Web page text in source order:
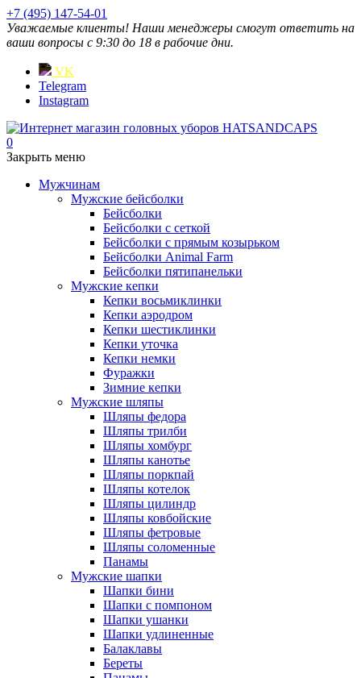
+7 (495) 147-54-01
Уважаемые клиенты! Наши менеджеры смогут ответить на
ваши вопросы с 9:30 до 18 в рабочие дни.
VK
Telegram
Instagram
0
Закрыть меню
Мужчинам
Мужские бейсболки
Бейсболки
Бейсболки с сеткой
Бейсболки с прямым козырьком
Бейсболки Animal Farm
Бейсболки пятипанельки
Мужские кепки
Кепки восьмиклинки
Кепки аэродром
Кепки шестиклинки
Кепки уточка
Кепки немки
Фуражки
Зимние кепки
Мужские шляпы
Шляпы федора
Шляпы трилби
Шляпы хомбург
Шляпы канотье
Шляпы поркпай
Шляпы котелок
Шляпы цилиндр
Шляпы ковбойские
Шляпы фетровые
Шляпы соломенные
Панамы
Мужские шапки
Шапки бини
Шапки с помпоном
Шапки ушанки
Шапки удлиненные
Балаклавы
Береты